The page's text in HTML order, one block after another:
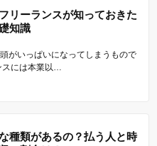
リーランスが知っておきた
知識
がいっぱいになってしまうもので
スには本業以…
種類があるの？払う人と時